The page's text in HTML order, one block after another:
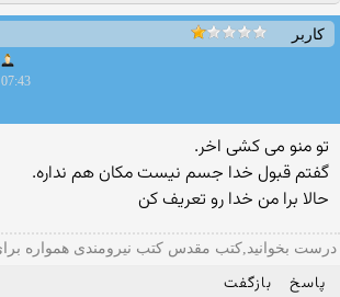
کاربر
تو منو می كشی اخر.
گفتم قبول خدا جسم نیست مكان هم نداره.
حالا برا من خدا رو تعریف كن
درست بخوانید,کتب مقدس کتب نیرومندی همواره
پاسخ بازگفت